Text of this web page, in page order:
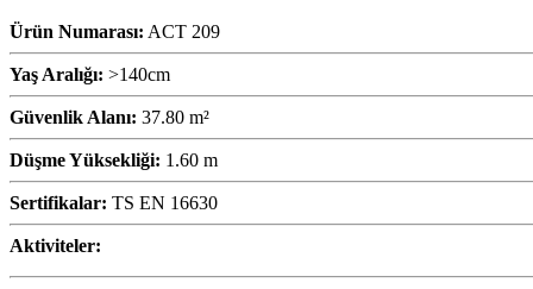
Ürün Numarası: ACT 209
Yaş Aralığı: >140cm
Güvenlik Alanı: 37.80 m²
Düşme Yüksekliği: 1.60 m
Sertifikalar: TS EN 16630
Aktiviteler: